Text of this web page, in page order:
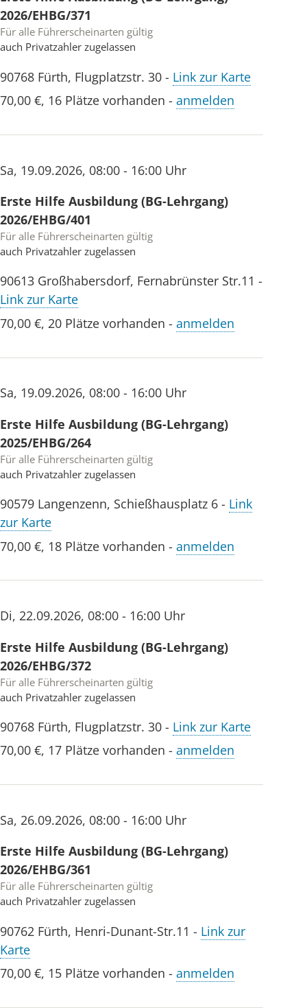
2026/EHBG/371
Für alle Führerscheinarten gültig
auch Privatzahler zugelassen
90768 Fürth, Flugplatzstr. 30 - Link zur Karte
70,00 €, 16 Plätze vorhanden - anmelden
Sa, 19.09.2026, 08:00 - 16:00 Uhr
Erste Hilfe Ausbildung (BG-Lehrgang)
2026/EHBG/401
Für alle Führerscheinarten gültig
auch Privatzahler zugelassen
90613 Großhabersdorf, Fernabrünster Str.11 -
Link zur Karte
70,00 €, 20 Plätze vorhanden - anmelden
Sa, 19.09.2026, 08:00 - 16:00 Uhr
Erste Hilfe Ausbildung (BG-Lehrgang)
2025/EHBG/264
Für alle Führerscheinarten gültig
auch Privatzahler zugelassen
90579 Langenzenn, Schießhausplatz 6 - Link
zur Karte
70,00 €, 18 Plätze vorhanden - anmelden
Di, 22.09.2026, 08:00 - 16:00 Uhr
Erste Hilfe Ausbildung (BG-Lehrgang)
2026/EHBG/372
Für alle Führerscheinarten gültig
auch Privatzahler zugelassen
90768 Fürth, Flugplatzstr. 30 - Link zur Karte
70,00 €, 17 Plätze vorhanden - anmelden
Sa, 26.09.2026, 08:00 - 16:00 Uhr
Erste Hilfe Ausbildung (BG-Lehrgang)
2026/EHBG/361
Für alle Führerscheinarten gültig
auch Privatzahler zugelassen
90762 Fürth, Henri-Dunant-Str.11 - Link zur
Karte
70,00 €, 15 Plätze vorhanden - anmelden